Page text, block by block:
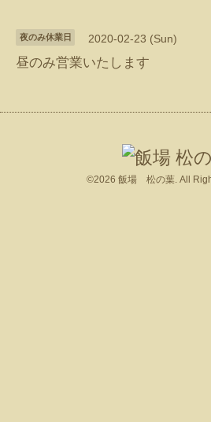
夜のみ休業日 2020-02-23 (Sun)
昼のみ営業いたします
©2026 飯場 松の葉. All